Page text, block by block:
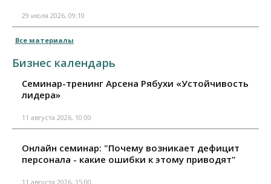
29 июля 2026, 09:10
Все материалы
Бизнес календарь
Семинар-тренинг Арсена Рябухи «Устойчивость
лидера»
11 августа 2026, 10:00
Онлайн семинар: "Почему возникает дефицит
персонала - какие ошибки к этому приводят"
11 августа 2026, 15:00